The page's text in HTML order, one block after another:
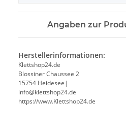
Angaben zur
Herstellerinformationen:
Klettshop24.de
Blossiner Chaussee 2
15754 Heidesee|
info@klettshop24.de
https://www.Klettshop24.de